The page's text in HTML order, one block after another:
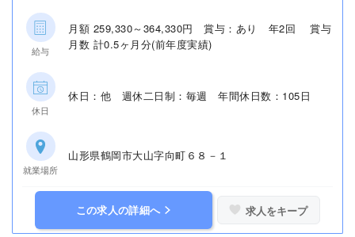
給与
月額 259,330～364,330円 賞与：あり 年2回 賞与
月数 計0.5ヶ月分(前年度実績)
休日
休日：他 週休二日制：毎週 年間休日数：105日
就業場所
山形県鶴岡市大山字向町６８－１
この求人の詳細へ 求人をキープ